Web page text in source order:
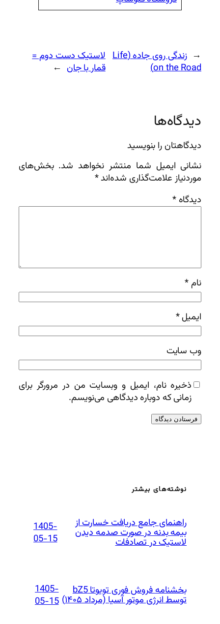
←
زندگی روی جاده (Life
on the Road)
لاستیک دست دوم =
قمار با جان →
دیدگاه‌ها
دیدگاهتان را بنویسید
نشانی ایمیل شما منتشر نخواهد شد. بخش‌های
موردنیاز علامت‌گذاری شده‌اند*
دیدگاه*
نام*
ایمیل*
وب‌ سایت
ذخیره نام، ایمیل و وبسایت من در مرورگر برای
زمانی که دوباره دیدگاهی می‌نویسم.
نوشته‌های بیشتر
راهنمای جامع دریافت خسارت از
بیمه بدنه در صورت صدمه دیدن
لاستیک در تصادفات
1405-
05-15
بخشنامه فروش فوری تویوتا bZ5
توسط انرژی موتور آسیا (مرداد ۱۴۰۵)
1405-
05-15